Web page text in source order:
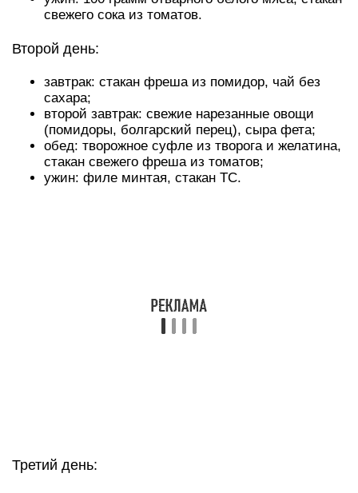
минимальным содержанием жира;
второй завтрак: салат из томатов,
растительного масла, пекинской капусты;
обед: ТС, отварная телятина;
оливкового масла.
ухудшить состояние своего здоровья.